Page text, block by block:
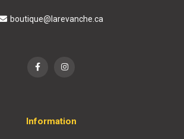
boutique@larevanche.ca
Information